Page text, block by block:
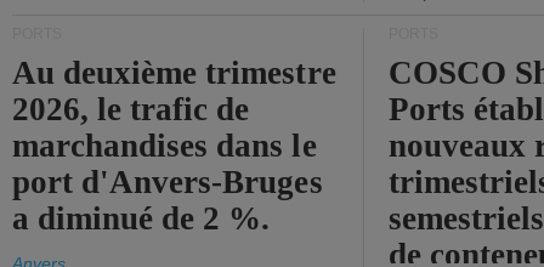
Au deuxième trimestre
2026, le trafic de
marchandises dans le
port d'Anvers-Bruges
a diminué de 2 %.
COSCO
Ports
nouveaux
de